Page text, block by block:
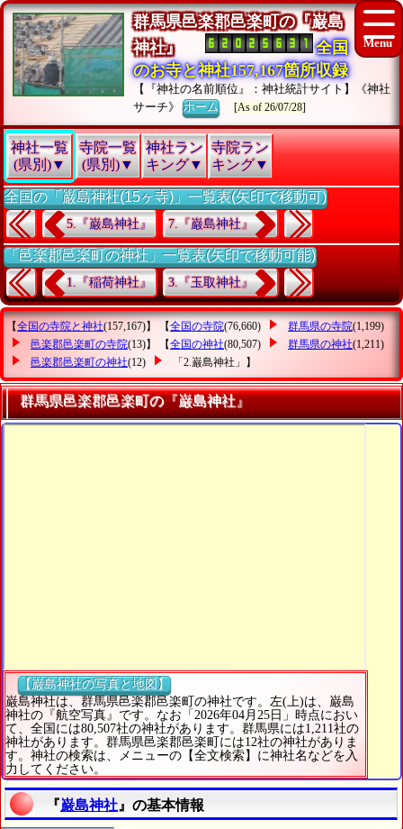
群馬県邑楽郡邑楽町の『巌島
神社』
全国
のお寺と神社157,167箇所収録
【『神社の名前順位』：神社統計サイト】《神社
サーチ》ホーム [As of 26/07/28]
神社一覧
(県別)▼
寺院一覧
(県別)▼
神社ラン
キング▼
寺院ラン
キング▼
全国の「巌島神社(15ヶ寺)」一覧表(矢印で移動可)
5.『巌島神社』 7.『巌島神社』
「邑楽郡邑楽町の神社」一覧表(矢印で移動可能)
1.『稲荷神社』 3.『玉取神社』
【全国の寺院と神社(157,167)】 【全国の寺院(76,660) 群馬県の寺院(1,199)
邑楽郡邑楽町の寺院(13)】 【全国の神社(80,507) 群馬県の神社(1,211)
邑楽郡邑楽町の神社(12) 「2.巌島神社」 】
群馬県邑楽郡邑楽町の『巌島神社』
【巌島神社の写真と地図】
巌島神社は、群馬県邑楽郡邑楽町の神社です。左(上)は、巌島
神社の『航空写真』です。なお「2026年04月25日」時点におい
て、全国には80,507社の神社があります。群馬県には1,211社の
神社があります。群馬県邑楽郡邑楽町には12社の神社がありま
す。神社の検索は、メニューの【全文検索】に神社名などを入
力してください。
『巌島神社 』の基本情報